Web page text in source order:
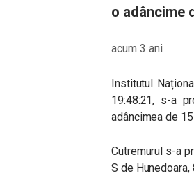
o adâncime
acum 3 ani
Institutul
19:48:21, s-a
adâncimea de
Cutremurul s-a
S de